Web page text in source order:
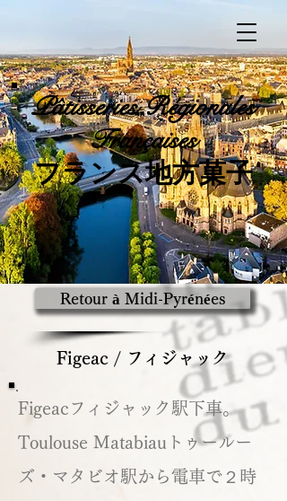
PâtisseriesRégionales
Françaises
​フランス地方菓子
Retour à Midi-Pyrénées
Figeac / フィジャック
Figeacフィジャック駅下車。
Toulouse Matabiauトゥールー
ズ・マタビオ駅から電車で２時